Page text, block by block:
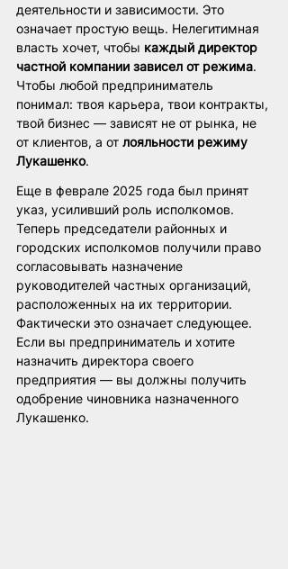
деятельности и зависимости. Это
означает простую вещь. Нелегитимная
власть хочет, чтобы каждый директор
частной компании зависел от режима.
Чтобы любой предприниматель
понимал: твоя карьера, твои контракты,
твой бизнес — зависят не от рынка, не
от клиентов, а от лояльности режиму
Лукашенко.
Еще в феврале 2025 года был принят
указ, усиливший роль исполкомов.
Теперь председатели районных и
городских исполкомов получили право
согласовывать назначение
руководителей частных организаций,
расположенных на их территории.
Фактически это означает следующее.
Если вы предприниматель и хотите
назначить директора своего
предприятия — вы должны получить
одобрение чиновника назначенного
Лукашенко.